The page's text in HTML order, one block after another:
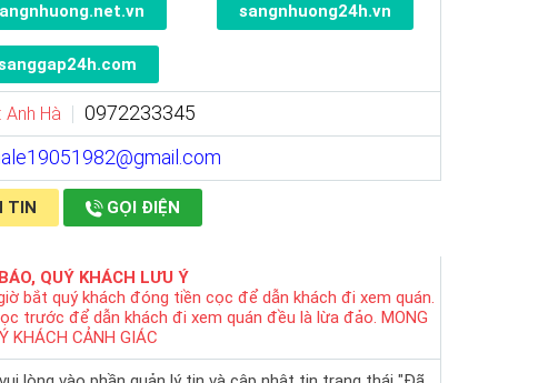
sangnhuong24h.vn
Anh Hà 0972233345
TIN GỌI ĐIỆN
QUÝ KHÁCH LƯU Ý
bắt quý khách đóng tiền cọc để dẫn khách đi xem quán.
trước để dẫn khách đi xem quán đều là lừa đảo. MONG
KHÁCH CẢNH GIÁC